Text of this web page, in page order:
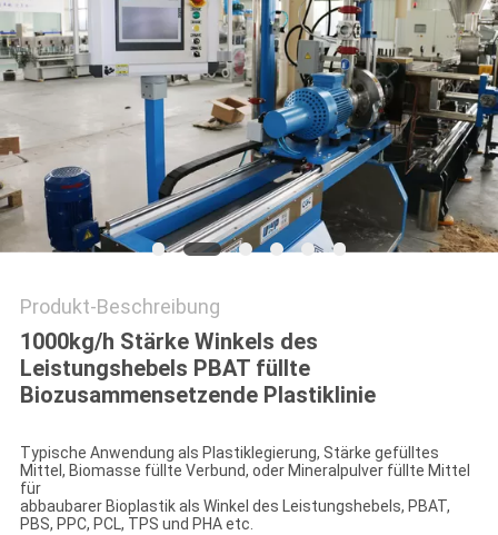
POLICY
Produkt-Beschreibung
1000kg/h Stärke Winkels des
Leistungshebels PBAT füllte
Biozusammensetzende Plastiklinie
Typische Anwendung als Plastiklegierung, Stärke gefülltes
Mittel, Biomasse füllte Verbund, oder Mineralpulver füllte Mittel
für
abbaubarer Bioplastik als Winkel des Leistungshebels, PBAT,
PBS, PPC, PCL, TPS und PHA etc.